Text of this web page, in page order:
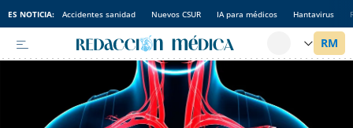
ES NOTICIA: Accidentes sanidad Nuevos CSUR IA para médicos Hantavirus